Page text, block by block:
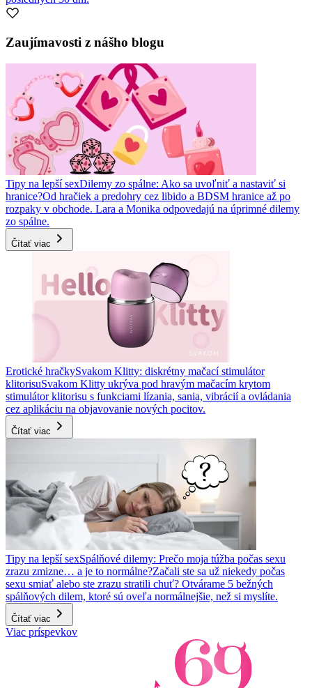
Zaujímavosti z nášho blogu
Tipy na lepší sexDilemy zo spálne: Ako sa uvoľniť a nastaviť si
hranice?Od hračiek a predohry cez libido a BDSM hranice až po
rozpaky v obchode. Lara a Monika odpovedajú na úprimné dilemy
zo spálne.
Čítať viac
Erotické hračkySvakom Klitty: diskrétny mačací stimulátor
klitorisuSvakom Klitty ukrýva pod hravým mačacím krytom
stimulátor klitorisu s funkciami lízania, sania, vibrácií a ovládania
cez aplikáciu na objavovanie nových pocitov.
Čítať viac
Tipy na lepší sexSpálňové dilemy: Prečo moja túžba počas sexu
zrazu zmizne… a je to normálne?Začali ste sa už niekedy počas
sexu smiať alebo ste zrazu stratili chuť? Otvárame 5 bežných
spálňových dilem, ktoré sú oveľa normálnejšie, než si myslíte.
Čítať viac
Viac príspevkov